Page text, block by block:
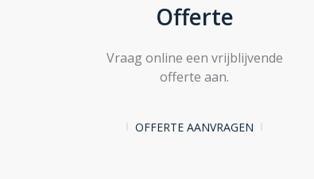
Offerte
Vraag online een vrijblijvende
offerte aan.
OFFERTE AANVRAGEN